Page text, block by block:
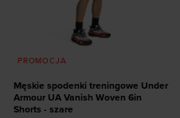
PROMOCJA
Męskie spodenki treningowe Under
Armour UA Vanish Woven 6in
Shorts - szare